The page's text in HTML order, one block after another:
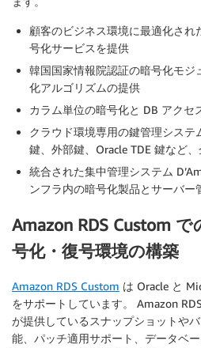
顧客のビジネス環境に最適化さ
号化サービスを提供
韓国国家情報院認証の暗号化モジ
化アルゴリズムの提供
カラム単位の暗号化と DB アクセ
クラウド環境専用の鍵管理システ
鍵、外部鍵、Oracle TDE 鍵など
統合された集中管理システム
ンフラ内の暗号化製品とサーバー
Amazon RDS Custom で
号化・復号環境の構築
Amazon RDS Custom は Oracle と
をサポートしています。 Amazon
が提供しているスナップショットや
能、パッチ適用サポート、データベ